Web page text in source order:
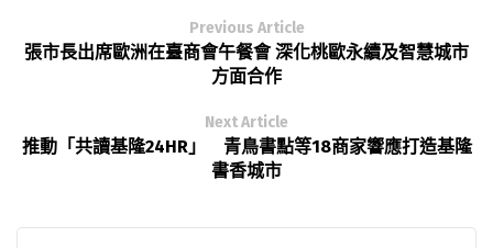
Previous Article
張市長出席歐洲在臺商會午餐會 深化桃歐永續及智慧城市
方面合作
Next Article
推動「共讀基隆24HR」 青鳥書點等18商家響應打造基隆
書香城市